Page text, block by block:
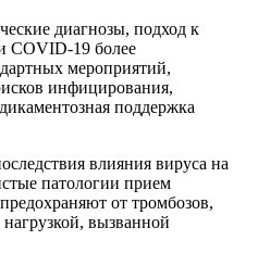
диагнозы, подход к
COVID-19 более
мероприятий,
инфицирования,
поддержка
влияния вируса на
патологии прием
от тромбозов,
вызванной